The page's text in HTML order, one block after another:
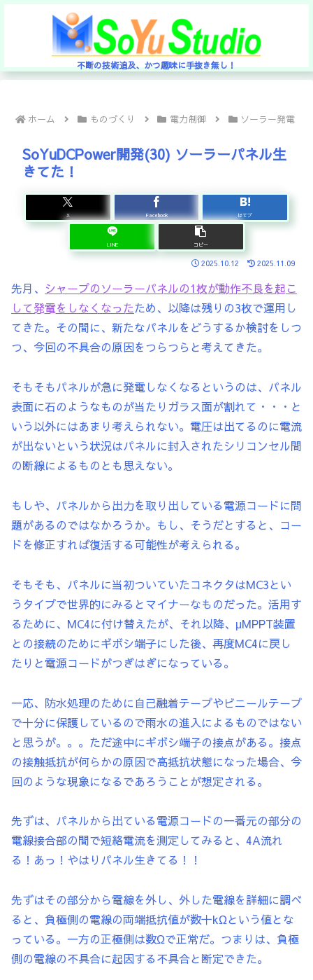
不断の技術追及、かつ趣味に手抜き無し！
ホーム ものづくり 電力制御 ソーラー発電
SoYuDCPower開発(30) ソーラーパネル生
きてた！
X Facebook はてブ
LINE コピー
2025.10.12 2025.11.09
先月、 シャープのソーラーパネルの1枚が動作不良を起こ
して発電をしなくなったため、以降は残りの3枚で運用し
てきた。その間に、新たなパネルをどうするか検討をしつ
つ、今回の不具合の原因をつらつらと考えてきた。
そもそもパネルが急に発電しなくなるというのは、パネル
表面に石のようなものが当たりガラス面が割れて・・・と
いう以外にはあまり考えられない。電圧は出てるのに電流
が出ないという状況はパネルに封入されたシリコンセル間
の断線によるものとも思えない。
もしや、パネルから出力を取り出している電源コードに問
題があるのではなかろうか。もし、そうだとすると、コー
ドを修正すれば復活する可能性が考えられる。
そもそも、パネルに当初ついていたコネクタはMC3とい
うタイプで世界的にみるとマイナーなものだった。活用す
るために、MC4に付け替えたが、それ以降、μMPPT装置
との接続のためにギボシ端子にした後、再度MC4に戻し
たりと電源コードがつぎはぎになっている。
一応、防水処理のために自己融着テープやビニールテープ
で十分に保護しているので雨水の進入によるものではない
と思うが。。。ただ途中にギボシ端子の接点がある。接点
の接触抵抗が何らかの原因で高抵抗状態になった場合、今
回のような現象になるであろうことが想定される。
先ずは、パネルから出ている電源コードの一番元の部分の
電線接合部の間で短絡電流を測定してみると、4A流れ
る！あっ！やはりパネル生きてる！！
先ずはその部分から電線を外し、外した電線を詳細に調べ
ると、負極側の電線の両端抵抗値が数十kΩという値とな
っている。一方の正極側は数Ωで正常だ。つまりは、負極
側の電線の不具合に起因する不具合と断定できた。